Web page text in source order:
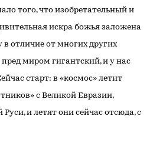
того, что изобретательный и
искра божья заложена
отличие от многих других
миром гигантский, и у нас
старт: в «космос» летит
с Великой Евразии,
и летят они сейчас отсюда, с